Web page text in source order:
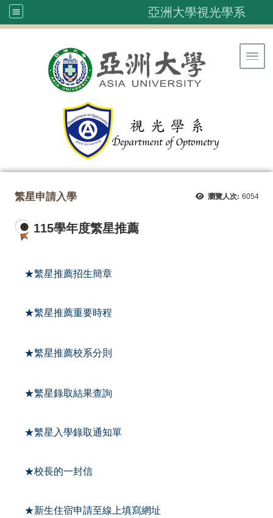
亞洲大學視光學系
瀏覽人次: 6054
繁星申請入學
115學年度繁星推薦
★繁星推薦招生簡章
★繁星推薦重要時程
★繁星推薦校系分則
★繁星錄取結果查詢
★繁星入學錄取通知單
★校長的一封信
★新生住宿申請至線上填寫網址